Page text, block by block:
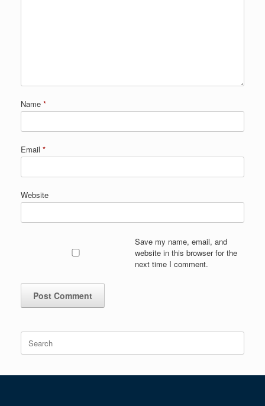
Name *
Email *
Website
Save my name, email, and
website in this browser for the
next time I comment.
Search
for: